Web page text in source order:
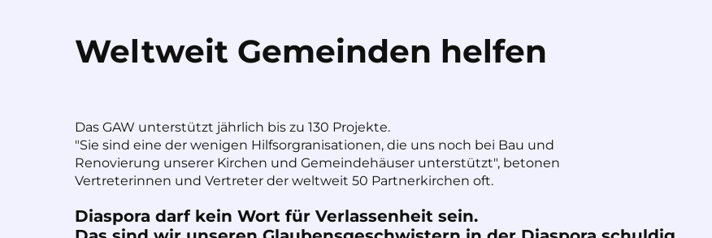
Weltweit Gemeinden helfen
Das GAW unterstützt jährlich bis zu 130 Projekte.
"Sie sind eine der wenigen Hilfsorgranisationen, die uns noch bei Bau und
Renovierung unserer Kirchen und Gemeindehäuser unterstützt", betonen
Vertreterinnen und Vertreter der weltweit 50 Partnerkirchen oft.
Diaspora darf kein Wort für Verlassenheit sein.